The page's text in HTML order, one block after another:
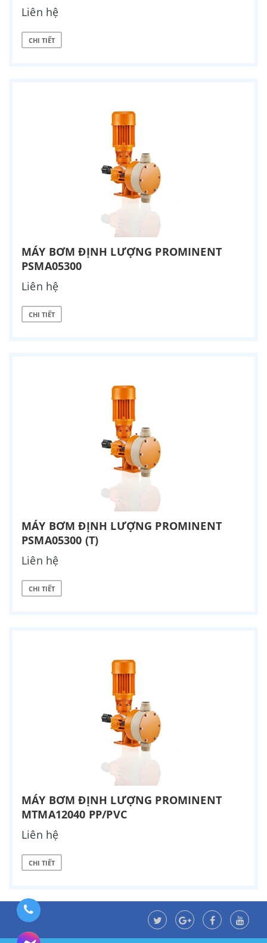
Liên hệ
CHI TIẾT
MÁY BƠM ĐỊNH LƯỢNG PROMINENT
PSMA05300
Liên hệ
CHI TIẾT
MÁY BƠM ĐỊNH LƯỢNG PROMINENT
PSMA05300 (T)
Liên hệ
CHI TIẾT
MÁY BƠM ĐỊNH LƯỢNG PROMINENT
MTMA12040 PP/PVC
Liên hệ
CHI TIẾT